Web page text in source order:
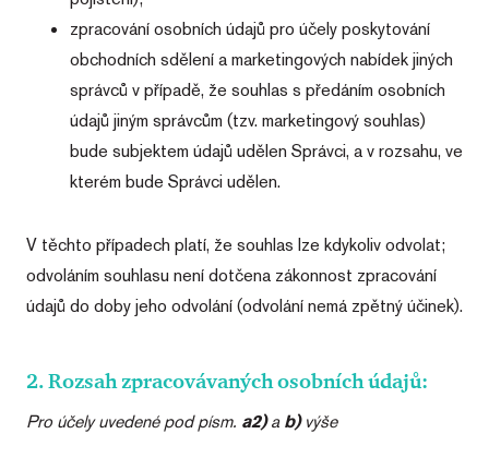
zpracování osobních údajů pro účely poskytování
obchodních sdělení a marketingových nabídek jiných
správců v případě, že souhlas s předáním osobních
údajů jiným správcům (tzv. marketingový souhlas)
bude subjektem údajů udělen Správci, a v rozsahu, ve
kterém bude Správci udělen.
V těchto případech platí, že souhlas lze kdykoliv odvolat;
odvoláním souhlasu není dotčena zákonnost zpracování
údajů do doby jeho odvolání (odvolání nemá zpětný účinek).
2. Rozsah zpracovávaných osobních údajů:
Pro účely uvedené pod písm. a2)a b)výše